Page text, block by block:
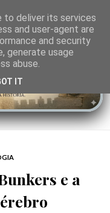
e a
to deliver its services
and user-agent are
and security
generate usage
abuse.
IT